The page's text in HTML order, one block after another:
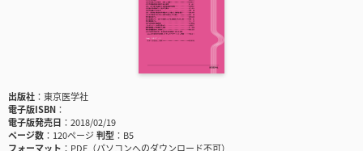
出版社
東京医学社
電子版ISBN
電子版発売日
2018/02/19
ページ数
120ページ判型
B5
フォーマット
PDF（パソコンへのダウンロード不可）